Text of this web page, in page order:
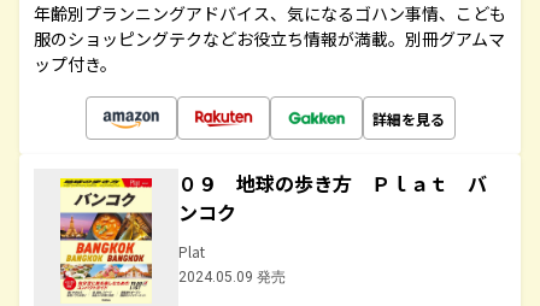
年齢別プランニングアドバイス、気になるゴハン事情、こども
服のショッピングテクなどお役立ち情報が満載。別冊グアムマ
ップ付き。
詳細を見る
０９ 地球の歩き方 Ｐｌａｔ バ
ンコク
Plat
2024.05.09 発売